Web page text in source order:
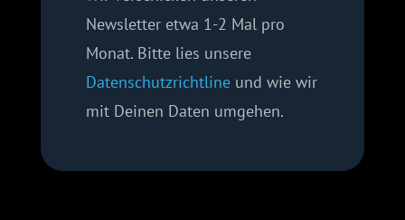
Newsletter etwa 1-2 Mal pro
Monat. Bitte lies unsere
Datenschutzrichtlineund wie wir
mit Deinen Daten umgehen.